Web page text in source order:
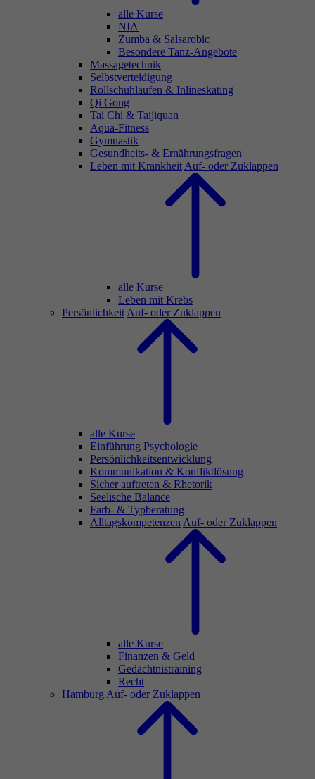
alle Kurse
NIA
Zumba & Salsarobic
Besondere Tanz-Angebote
Massagetechnik
Selbstverteidigung
Rollschuhlaufen & Inlineskating
Qi Gong
Tai Chi & Taijiquan
Aqua-Fitness
Gymnastik
Gesundheits- & Ernährungsfragen
Leben mit Krankheit Auf- oder Zuklappen
alle Kurse
Leben mit Krebs
Persönlichkeit Auf- oder Zuklappen
alle Kurse
Einführung Psychologie
Persönlichkeitsentwicklung
Kommunikation & Konfliktlösung
Sicher auftreten & Rhetorik
Seelische Balance
Farb- & Typberatung
Alltagskompetenzen Auf- oder Zuklappen
alle Kurse
Finanzen & Geld
Gedächtnistraining
Recht
Hamburg Auf- oder Zuklappen